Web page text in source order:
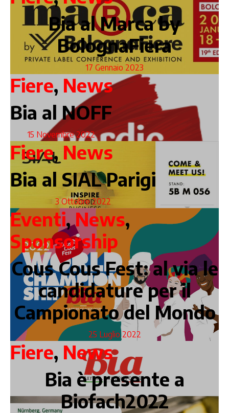
Bia al Marca by
BolognaFiera
17 Gennaio 2023
Fiere, News
Bia al NOFF
15 Novembre 2022
Fiere, News
Bia al SIAL Parigi
3 Ottobre 2022
Eventi,News,
Sponsorship
Cous Cous Fest: al via le
candidature per il
Campionato del Mondo
25 Luglio 2022
Fiere, News
Bia è presente a
Biofach2022